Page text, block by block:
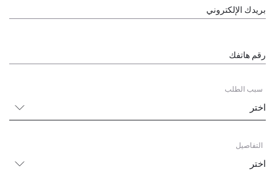
بريدك الإلكتروني
رقم هاتفك
سبب الطلب
التفاصيل